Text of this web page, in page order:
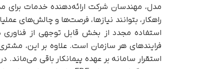
مدل، مهندسان شرکت ارائه‌دهنده خدمات
راهکار، بتوانند نیازها، فرصت‌ها و چالش‌های
استفاده مجدد از بخش قابل‌ توجهی از فناوری
فرایندهای هر سازمان است. علاوه بر این،
استقرار سامانه بر عهده پیمانکار باقی